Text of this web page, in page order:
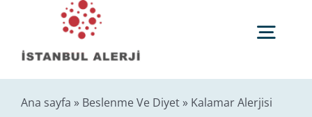
content
Anasayfa
Ana sayfa » Beslenme Ve Diyet» Kalamar Alerjisi